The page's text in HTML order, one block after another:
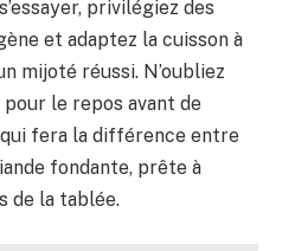
privilégiez des
et adaptez la cuisson à
mijoté réussi. N’oubliez
le repos avant de
fera la différence entre
fondante, prête à
de la tablée.